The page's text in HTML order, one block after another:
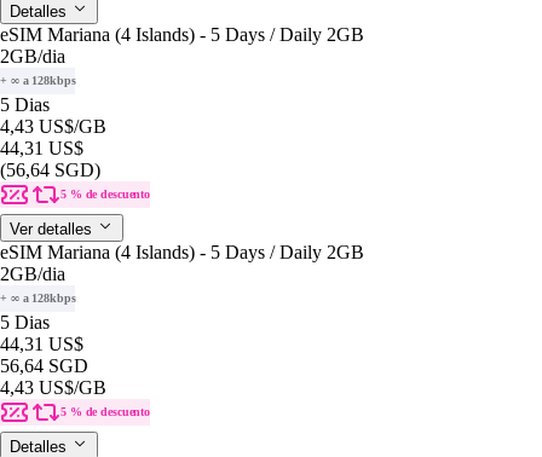
Detalles
eSIM Mariana (4 Islands) - 5 Days / Daily 2GB
2GB/dia
+ ∞ a 128kbps
5 Dias
4,43 US$/GB
44,31 US$
(56,64 SGD)
5 % de descuento
Ver detalles
eSIM Mariana (4 Islands) - 5 Days / Daily 2GB
2GB/dia
+ ∞ a 128kbps
5 Dias
44,31 US$
56,64 SGD
4,43 US$/GB
5 % de descuento
Detalles